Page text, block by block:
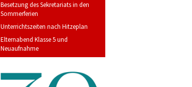
Besetzung des Sekretariats in den
Sommerferien
Unterrichtszeiten nach Hitzeplan
Elternabend Klasse 5 und
Neuaufnahme